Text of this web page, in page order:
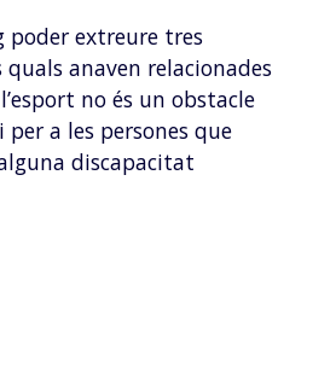
poder extreure tres
quals anaven relacionades
no és un obstacle
a les persones que
discapacitat